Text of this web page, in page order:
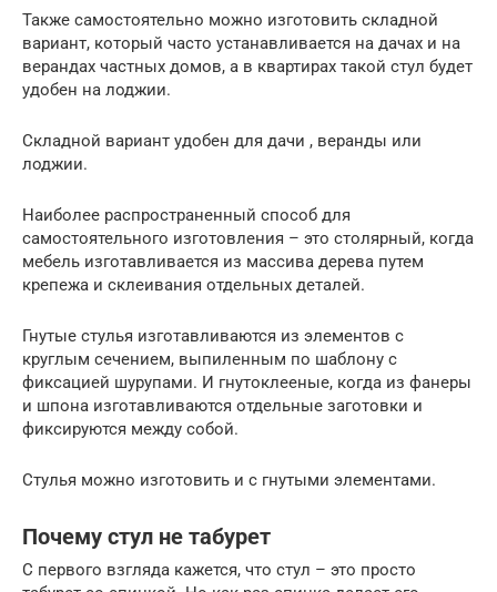
Также самостоятельно можно изготовить складной
вариант, который часто устанавливается на дачах и на
верандах частных домов, а в квартирах такой стул будет
удобен на лоджии.
Складной вариант удобен для дачи , веранды или
лоджии.
Наиболее распространенный способ для
самостоятельного изготовления – это столярный, когда
мебель изготавливается из массива дерева путем
крепежа и склеивания отдельных деталей.
Гнутые стулья изготавливаются из элементов с
круглым сечением, выпиленным по шаблону с
фиксацией шурупами. И гнутоклееные, когда из фанеры
и шпона изготавливаются отдельные заготовки и
фиксируются между собой.
Стулья можно изготовить и с гнутыми элементами.
Почему стул не табурет
С первого взгляда кажется, что стул – это просто